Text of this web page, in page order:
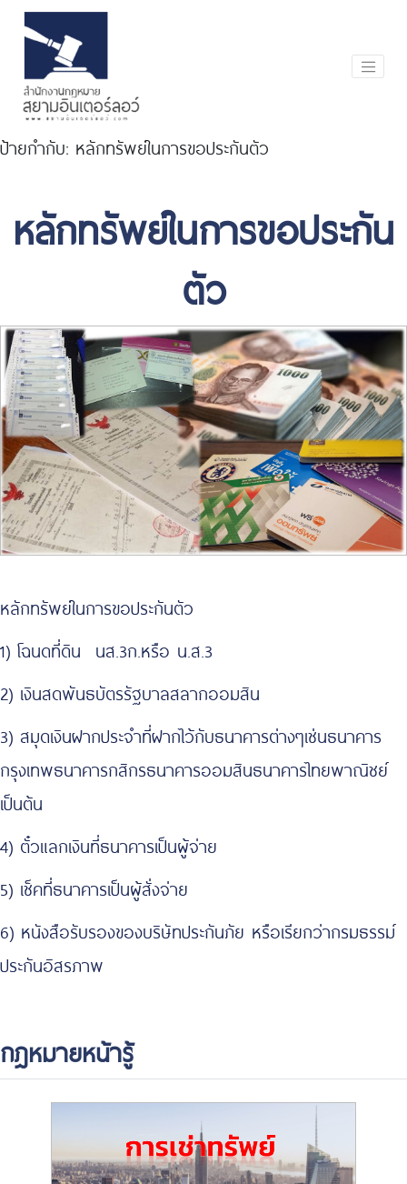
ป้ายกำกับ: หลักทรัพย์ในการขอประกันตัว
หลักทรัพย์ในการขอประกัน
ตัว
หลักทรัพย์ในการขอประกันตัว
1) โฉนดที่ดิน นส.3ก.หรือ น.ส.3
2) เงินสดพันธบัตรรัฐบาลสลากออมสิน
3) สมุดเงินฝากประจำที่ฝากไว้กับธนาคารต่างๆเช่นธนาคาร
กรุงเทพธนาคารกสิกรธนาคารออมสินธนาคารไทยพาณิชย์
เป็นต้น
4) ตั๋วแลกเงินที่ธนาคารเป็นผู้จ่าย
5) เช็คที่ธนาคารเป็นผู้สั่งจ่าย
6) หนังสือรับรองของบริษัทประกันภัย หรือเรียกว่ากรมธรรม์
ประกันอิสรภาพ
กฎหมายหน้ารู้